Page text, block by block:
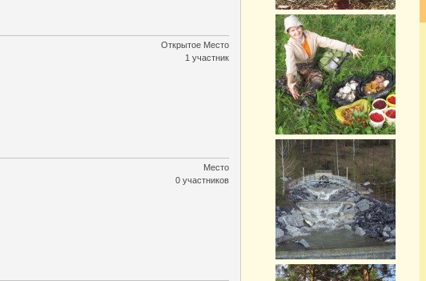
Открытое Место
1 участник
Место
0 участников